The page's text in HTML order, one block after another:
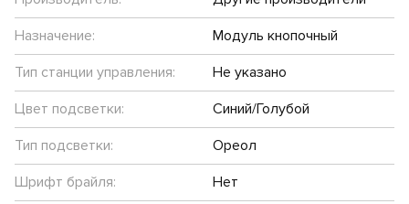
Назначение:
Модуль кнопочный
Тип станции управления:
Не указано
Цвет подсветки:
Синий/Голубой
Тип подсветки:
Ореол
Шрифт брайля:
Нет